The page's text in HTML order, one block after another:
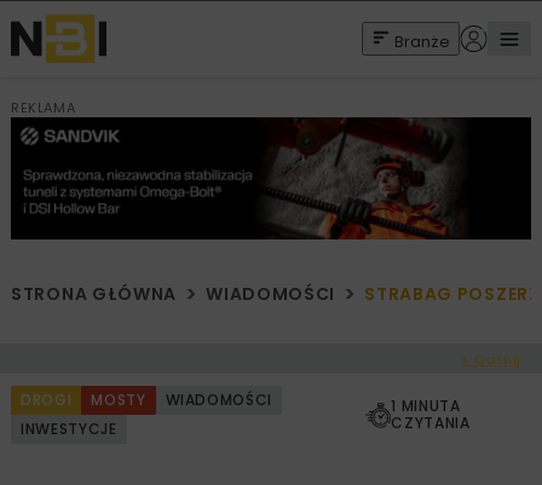
Branże
REKLAMA
STRONA GŁÓWNA WIADOMOŚCI STRABAG
< Cofnij
DROGI MOSTY
WIADOMOŚCI
INWESTYCJE
1 MINUTA
CZYTANIA